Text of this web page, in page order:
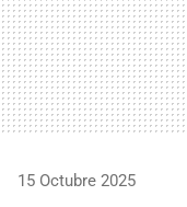
15 Octubre 2025